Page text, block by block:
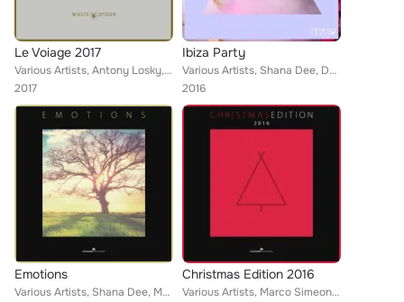
Le Voiage 2017
Various Artists, Antony Losky, Denis Lopez, Marco Simeone, Ero Boy, Enea Brutti, Erik Cooke, Davidc, Fading Soul, Aasana Namib, ...
2017
Ibiza Party
Various Artists, Shana Dee, Denis Lopez, Marco Simeone, De Santis, Gafer, Benny Camaro, Claudio Gasparini, J Vin, Davidc, France...
2016
Emotions
Various Artists, Shana Dee, Marco Simeone, Ero Boy, Gafer, Enea Brutti, Erik Cooke, Claudio Gasparini, Davidc, Fading Soul, Aasa...
Christmas Edition 2016
Various Artists, Marco Simeone, De Santis, Gafer, Enea Brutti, Benny Camaro, Erik Cooke, Claudio Gasparini, Davidc, Francesco Gi...